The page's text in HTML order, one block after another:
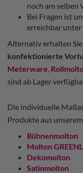
noch am selben
Bei Fragen ist
erreichbar unter
Alternativ erhalten
konfektionierte
Meterware
sind ab Lager
Die individuelle
Produkte aus
Bühnenmolton
Molton
Dekomolton
Satinmolton